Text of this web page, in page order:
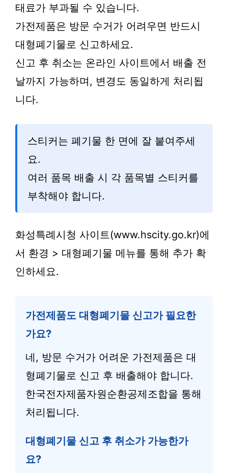
태료가 부과될 수 있습니다.
가전제품은 방문 수거가 어려우면 반드시
대형폐기물로 신고하세요.
신고 후 취소는 온라인 사이트에서 배출 전
날까지 가능하며, 변경도 동일하게 처리됩
니다.
스티커는 폐기물 한 면에 잘 붙여주세
요.
여러 품목 배출 시 각 품목별 스티커를
부착해야 합니다.
화성특례시청 사이트(www.hscity.go.kr)에
서 환경 > 대형폐기물 메뉴를 통해 추가 확
인하세요.
가전제품도 대형폐기물 신고가 필요한
가요?
네, 방문 수거가 어려운 가전제품은 대
형폐기물로 신고 후 배출해야 합니다.
한국전자제품자원순환공제조합을 통해
처리됩니다.
대형폐기물 신고 후 취소가 가능한가
요?